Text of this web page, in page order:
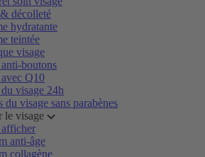
décolleté
hydratante
teintée
visage
boutons
Q10
visage 24h
du visage sans parabènes
le visage
anti-âge
collagène